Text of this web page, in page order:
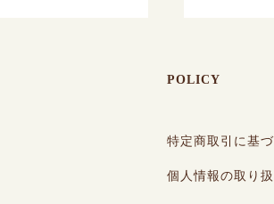
POLICY
特定商取引に基
個人情報の取り